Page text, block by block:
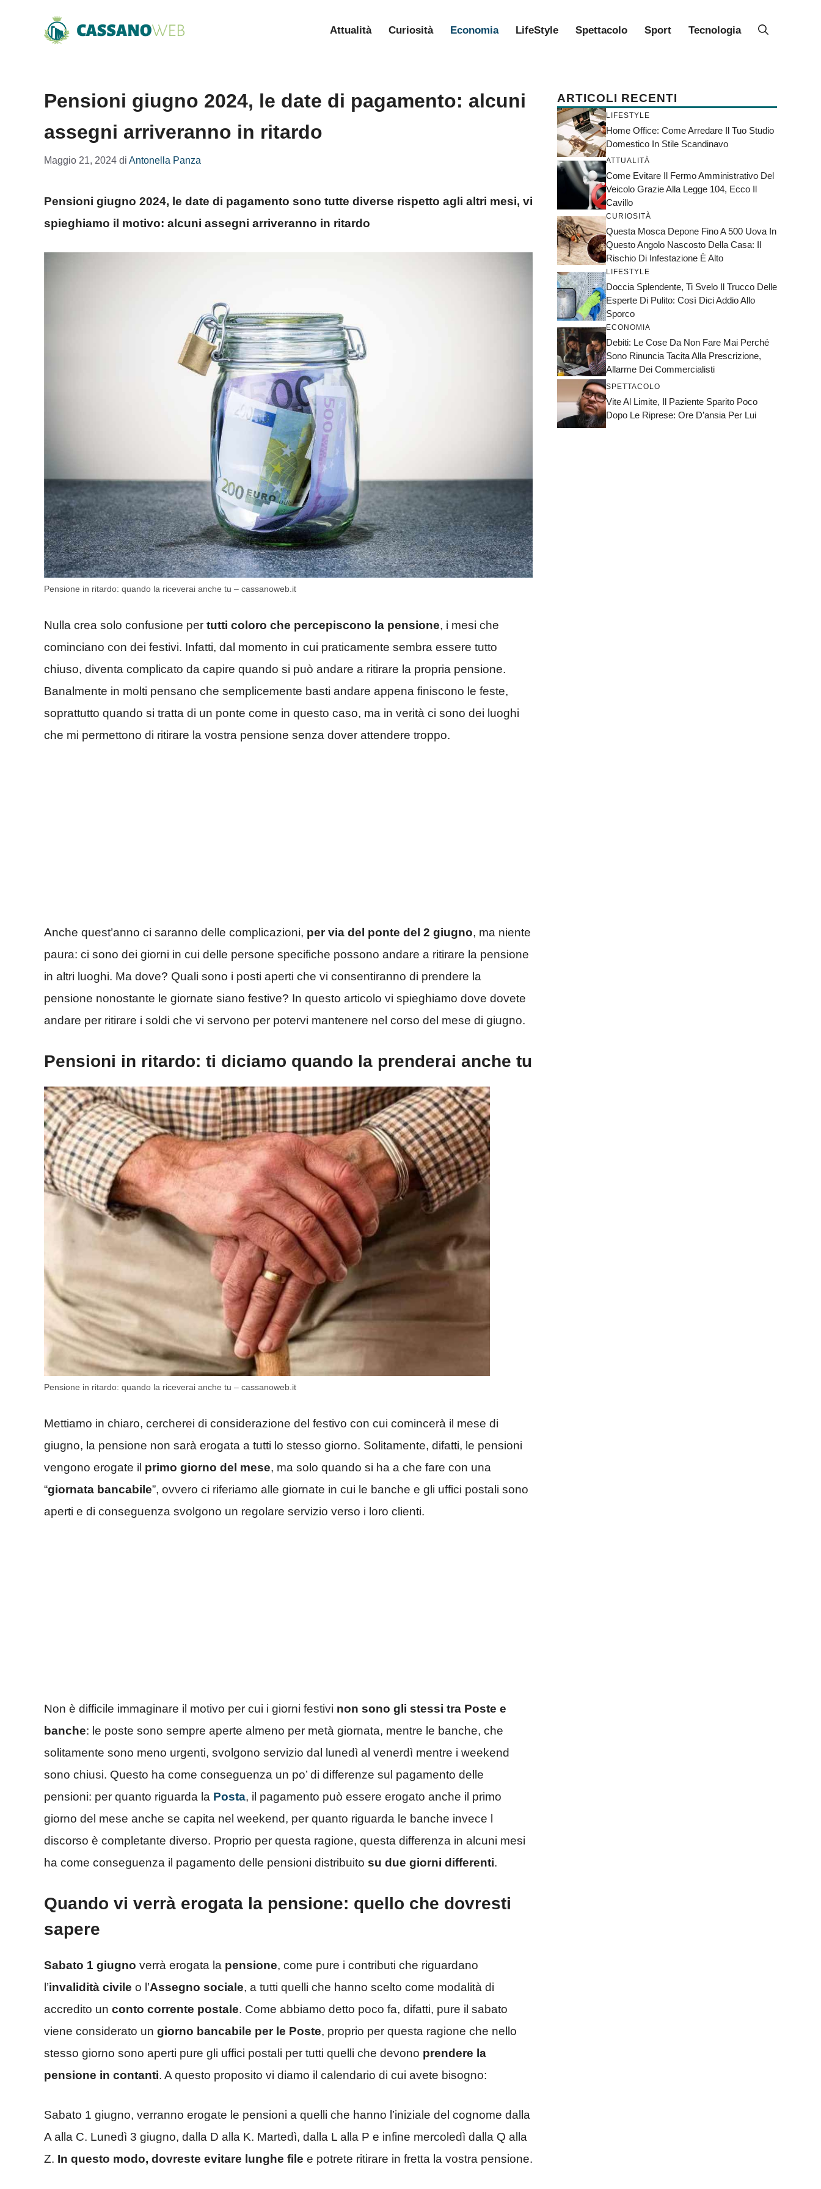
Attualità Curiosità Economia LifeStyle Spettacolo Sport Tecnologia
Pensioni giugno 2024, le date di pagamento: alcuni
assegni arriveranno in ritardo
Maggio 21, 2024 di Antonella Panza
Pensioni giugno 2024, le date di pagamento sono tutte diverse rispetto agli altri mesi, vi
spieghiamo il motivo: alcuni assegni arriveranno in ritardo
Pensione in ritardo: quando la riceverai anche tu – cassanoweb.it
Nulla crea solo confusione per tutti coloro che percepiscono la pensione, i mesi che
cominciano con dei festivi. Infatti, dal momento in cui praticamente sembra essere tutto
chiuso, diventa complicato da capire quando si può andare a ritirare la propria pensione.
Banalmente in molti pensano che semplicemente basti andare appena finiscono le feste,
soprattutto quando si tratta di un ponte come in questo caso, ma in verità ci sono dei luoghi
che mi permettono di ritirare la vostra pensione senza dover attendere troppo.
Anche quest’anno ci saranno delle complicazioni, per via del ponte del 2 giugno, ma niente
paura: ci sono dei giorni in cui delle persone specifiche possono andare a ritirare la pensione
in altri luoghi. Ma dove? Quali sono i posti aperti che vi consentiranno di prendere la
pensione nonostante le giornate siano festive? In questo articolo vi spieghiamo dove dovete
andare per ritirare i soldi che vi servono per potervi mantenere nel corso del mese di giugno.
Pensioni in ritardo: ti diciamo quando la prenderai anche tu
Pensione in ritardo: quando la riceverai anche tu – cassanoweb.it
Mettiamo in chiaro, cercherei di considerazione del festivo con cui comincerà il mese di
giugno, la pensione non sarà erogata a tutti lo stesso giorno. Solitamente, difatti, le pensioni
vengono erogate il primo giorno del mese, ma solo quando si ha a che fare con una
“giornata bancabile”, ovvero ci riferiamo alle giornate in cui le banche e gli uffici postali sono
aperti e di conseguenza svolgono un regolare servizio verso i loro clienti.
Non è difficile immaginare il motivo per cui i giorni festivi non sono gli stessi tra Poste e
banche: le poste sono sempre aperte almeno per metà giornata, mentre le banche, che
solitamente sono meno urgenti, svolgono servizio dal lunedì al venerdì mentre i weekend
sono chiusi. Questo ha come conseguenza un po’ di differenze sul pagamento delle
pensioni: per quanto riguarda la Posta, il pagamento può essere erogato anche il primo
giorno del mese anche se capita nel weekend, per quanto riguarda le banche invece l
discorso è completante diverso. Proprio per questa ragione, questa differenza in alcuni mesi
ha come conseguenza il pagamento delle pensioni distribuito su due giorni differenti.
Quando vi verrà erogata la pensione: quello che dovresti
sapere
Sabato 1 giugno verrà erogata la pensione, come pure i contributi che riguardano
l’invalidità civile o l’Assegno sociale, a tutti quelli che hanno scelto come modalità di
accredito un conto corrente postale. Come abbiamo detto poco fa, difatti, pure il sabato
viene considerato un giorno bancabile per le Poste, proprio per questa ragione che nello
stesso giorno sono aperti pure gli uffici postali per tutti quelli che devono prendere la
pensione in contanti. A questo proposito vi diamo il calendario di cui avete bisogno:
Sabato 1 giugno, verranno erogate le pensioni a quelli che hanno l’iniziale del cognome dalla
A alla C. Lunedì 3 giugno, dalla D alla K. Martedì, dalla L alla P e infine mercoledì dalla Q alla
Z. In questo modo, dovreste evitare lunghe file e potrete ritirare in fretta la vostra pensione.
ARTICOLI RECENTI
LIFESTYLE
Home Office: Come Arredare Il Tuo Studio
Domestico In Stile Scandinavo
ATTUALITÀ
Come Evitare Il Fermo Amministrativo Del
Veicolo Grazie Alla Legge 104, Ecco Il
Cavillo
CURIOSITÀ
Questa Mosca Depone Fino A 500 Uova In
Questo Angolo Nascosto Della Casa: Il
Rischio Di Infestazione È Alto
LIFESTYLE
Doccia Splendente, Ti Svelo Il Trucco Delle
Esperte Di Pulito: Così Dici Addio Allo
Sporco
ECONOMIA
Debiti: Le Cose Da Non Fare Mai Perché
Sono Rinuncia Tacita Alla Prescrizione,
Allarme Dei Commercialisti
SPETTACOLO
Vite Al Limite, Il Paziente Sparito Poco
Dopo Le Riprese: Ore D’ansia Per Lui